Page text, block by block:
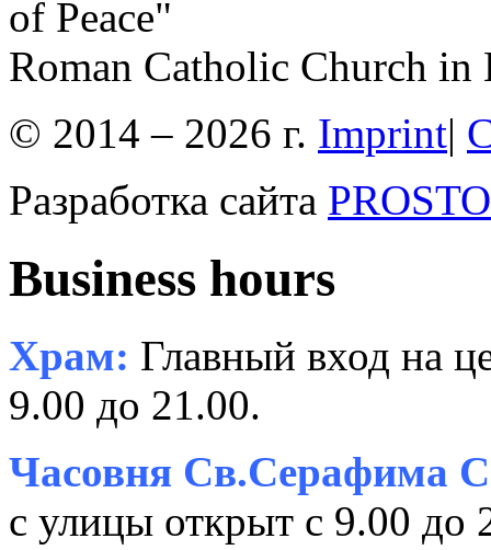
of Peace"
Roman Catholic Church in
© 2014 – 2026 г. Imprint|
Разработка сайта
Business hours
Храм: Главный вход на
9.00 до 21.00.
Часовня Св.Серафима
с улицы открыт с 9.00 до